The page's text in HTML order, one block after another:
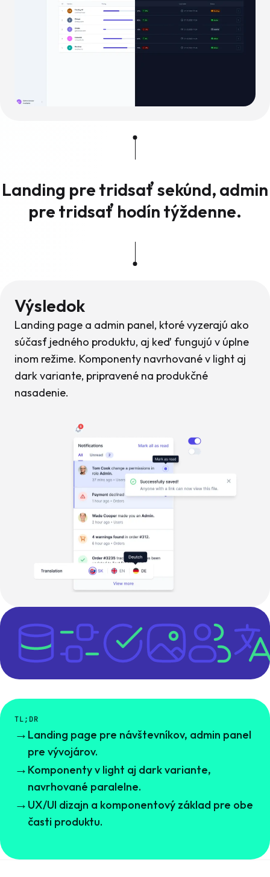
Landing pre tridsať sekúnd, admin
pre tridsať hodín týždenne.
Výsledok
Landing page a admin panel, ktoré vyzerajú ako
súčasť jedného produktu, aj keď fungujú v úplne
inom režime. Komponenty navrhované v light aj
dark variante, pripravené na produkčné
nasadenie.
TL;DR
→ Landing page pre návštevníkov, admin panel
pre vývojárov.
→ Komponenty v light aj dark variante,
navrhované paralelne.
→ UX/UI dizajn a komponentový základ pre obe
časti produktu.